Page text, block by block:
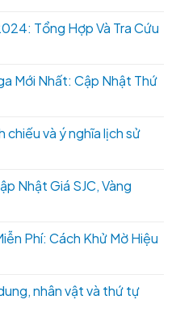
Tổng Hợp Và Tra Cứu
Mới Nhất: Cập Nhật Thứ
chiếu và ý nghĩa lịch sử
Nhật Giá SJC, Vàng
Phí: Cách Khử Mờ Hiệu
nhân vật và thứ tự